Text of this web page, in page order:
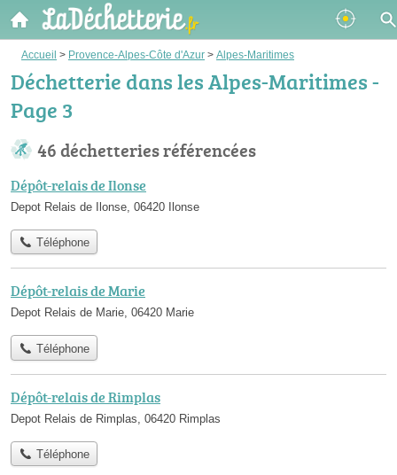
Accueil > Provence-Alpes-Côte d'Azur > Alpes-Maritimes
Déchetterie dans les Alpes-Maritimes -
Page 3
46 déchetteries référencées
Dépôt-relais de Ilonse
Depot Relais de Ilonse, 06420 Ilonse
Téléphone
Dépôt-relais de Marie
Depot Relais de Marie, 06420 Marie
Téléphone
Dépôt-relais de Rimplas
Depot Relais de Rimplas, 06420 Rimplas
Téléphone